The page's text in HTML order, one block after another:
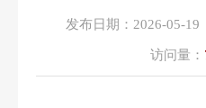
发布日期： 2026-05-19
访问量：